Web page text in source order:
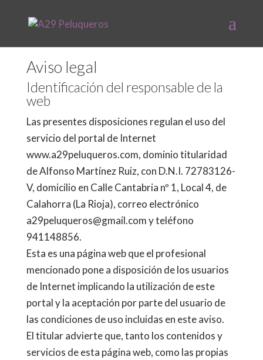
Aviso legal
Identificación del responsable de la
web
Las presentes disposiciones regulan el uso del
servicio del portal de Internet
www.a29peluqueros.com, dominio titularidad
de Alfonso Martínez Ruiz, con D.N.I. 72783126-
V, domicilio en Calle Cantabria nº 1, Local 4, de
Calahorra (La Rioja), correo electrónico
a29peluqueros@gmail.com y teléfono
941148856.
Esta es una página web que el profesional
mencionado pone a disposición de los usuarios
de Internet implicando la utilización de este
portal y la aceptación por parte del usuario de
las condiciones de uso incluidas en este aviso.
El titular advierte que, tanto los contenidos y
servicios de esta página web, como las propias